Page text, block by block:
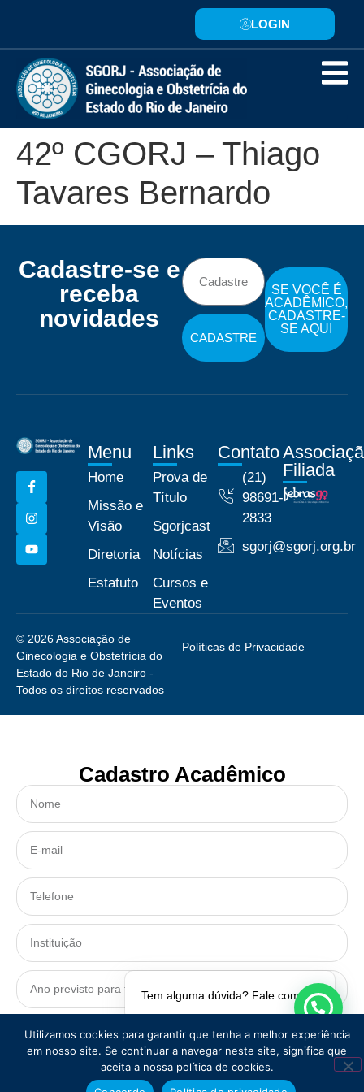
LOGIN
42º CGORJ – Thiago
Tavares Bernardo
Cadastre-se e
receba
novidades
CADASTRE
SE VOCÊ É
ACADÊMICO,
CADASTRE-
SE AQUI
Menu
Home
Missão e
Visão
Diretoria
Estatuto
Links
Prova de
Título
Sgorjcast
Notícias
Cursos e
Eventos
Contato
(21)
98691-
2833
sgorj@sgorj.org.br
Filiada
© 2026 Associação de
Ginecologia e Obstetrícia do
Estado do Rio de Janeiro -
Todos os direitos reservados
Políticas de Privacidade
Cadastro Acadêmico
CADASTRAR
Utilizamos cookies para garantir que tenha a melhor experiência
em nosso site. Se continuar a navegar neste site, significa que
aceita a nossa política de cookies.
Tem alguma dúvida? Fale comigo!